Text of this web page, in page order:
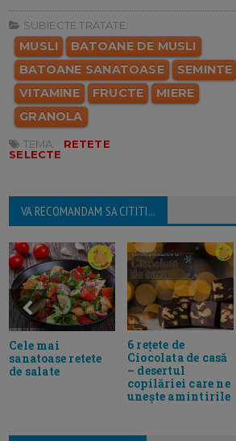
SUBIECTE TRATATE:
MUSLI
BATOANE DE MUSLI
BATOANE SANATOASE
SEMINTE
VITAMINE
FRUCTE
MIERE
GRANOLA
TEMA:
RETETE
SELECTE
VA RECOMANDAM SA CITITI...
Cele mai
sanatoase retete
de salate
6 rețete de
Ciocolata de casă
– desertul
copilăriei care ne
unește amintirile